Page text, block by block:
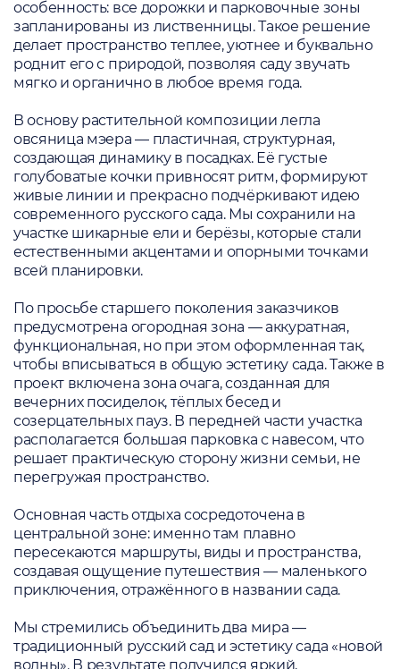
особенность: все дорожки и парковочные зоны
запланированы из лиственницы. Такое решение
делает пространство теплее, уютнее и буквально
роднит его с природой, позволяя саду звучать
мягко и органично в любое время года.
В основу растительной композиции легла
овсяница мэера — пластичная, структурная,
создающая динамику в посадках. Её густые
голубоватые кочки привносят ритм, формируют
живые линии и прекрасно подчёркивают идею
современного русского сада. Мы сохранили на
участке шикарные ели и берёзы, которые стали
естественными акцентами и опорными точками
всей планировки.
По просьбе старшего поколения заказчиков
предусмотрена огородная зона — аккуратная,
функциональная, но при этом оформленная так,
чтобы вписываться в общую эстетику сада. Также в
проект включена зона очага, созданная для
вечерних посиделок, тёплых бесед и
созерцательных пауз. В передней части участка
располагается большая парковка с навесом, что
решает практическую сторону жизни семьи, не
перегружая пространство.
Основная часть отдыха сосредоточена в
центральной зоне: именно там плавно
пересекаются маршруты, виды и пространства,
создавая ощущение путешествия — маленького
приключения, отражённого в названии сада.
Мы стремились объединить два мира —
традиционный русский сад и эстетику сада «новой
волны». В результате получился яркий,